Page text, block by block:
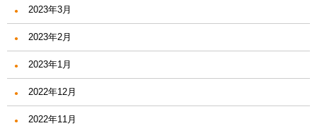
2023年3月
2023年2月
2023年1月
2022年12月
2022年11月